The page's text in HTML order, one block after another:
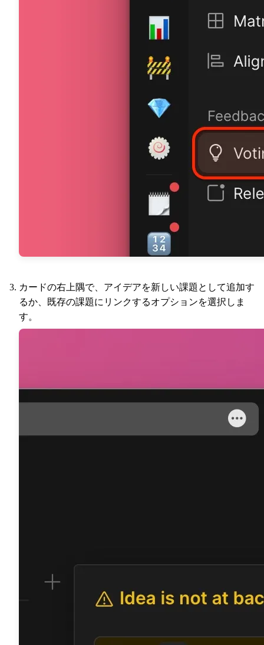
カードの右上隅で、アイデアを新しい課題として追加す
るか、既存の課題にリンクするオプションを選択しま
す。